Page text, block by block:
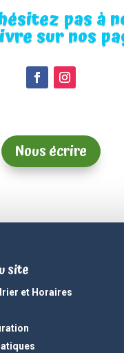
pas à
sur nos
Nous écrire
site
et Horaires